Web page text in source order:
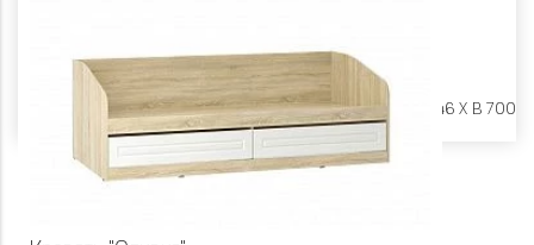
Ш 1942 X Г 846 X В 700